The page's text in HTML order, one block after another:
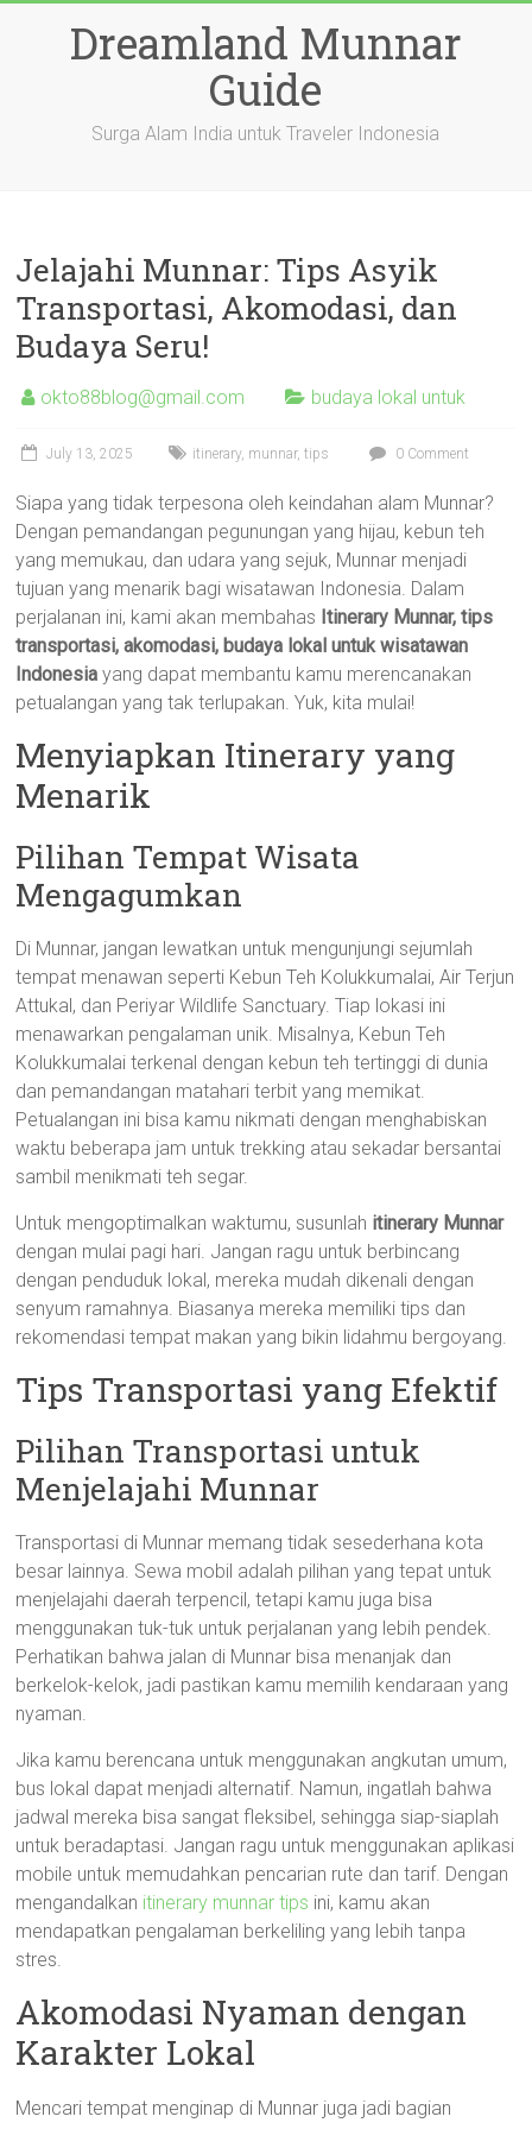
Dreamland Munnar
Guide
Surga Alam India untuk Traveler Indonesia
Jelajahi Munnar: Tips Asyik
Transportasi, Akomodasi, dan
Budaya Seru!
okto88blog@gmail.com budaya lokal untuk
July 13, 2025 itinerary, munnar,tips 0 Comment
Siapa yang tidak terpesona oleh keindahan alam Munnar?
Dengan pemandangan pegunungan yang hijau, kebun teh
yang memukau, dan udara yang sejuk, Munnar menjadi
tujuan yang menarik bagi wisatawan Indonesia. Dalam
perjalanan ini, kami akan membahas Itinerary Munnar, tips
transportasi, akomodasi, budaya lokal untuk wisatawan
Indonesia yang dapat membantu kamu merencanakan
petualangan yang tak terlupakan. Yuk, kita mulai!
Menyiapkan Itinerary yang
Menarik
Pilihan Tempat Wisata
Mengagumkan
Di Munnar, jangan lewatkan untuk mengunjungi sejumlah
tempat menawan seperti Kebun Teh Kolukkumalai, Air Terjun
Attukal, dan Periyar Wildlife Sanctuary. Tiap lokasi ini
menawarkan pengalaman unik. Misalnya, Kebun Teh
Kolukkumalai terkenal dengan kebun teh tertinggi di dunia
dan pemandangan matahari terbit yang memikat.
Petualangan ini bisa kamu nikmati dengan menghabiskan
waktu beberapa jam untuk trekking atau sekadar bersantai
sambil menikmati teh segar.
Untuk mengoptimalkan waktumu, susunlah itinerary Munnar
dengan mulai pagi hari. Jangan ragu untuk berbincang
dengan penduduk lokal, mereka mudah dikenali dengan
senyum ramahnya. Biasanya mereka memiliki tips dan
rekomendasi tempat makan yang bikin lidahmu bergoyang.
Tips Transportasi yang Efektif
Pilihan Transportasi untuk
Menjelajahi Munnar
Transportasi di Munnar memang tidak sesederhana kota
besar lainnya. Sewa mobil adalah pilihan yang tepat untuk
menjelajahi daerah terpencil, tetapi kamu juga bisa
menggunakan tuk-tuk untuk perjalanan yang lebih pendek.
Perhatikan bahwa jalan di Munnar bisa menanjak dan
berkelok-kelok, jadi pastikan kamu memilih kendaraan yang
nyaman.
Jika kamu berencana untuk menggunakan angkutan umum,
bus lokal dapat menjadi alternatif. Namun, ingatlah bahwa
jadwal mereka bisa sangat fleksibel, sehingga siap-siaplah
untuk beradaptasi. Jangan ragu untuk menggunakan aplikasi
mobile untuk memudahkan pencarian rute dan tarif. Dengan
mengandalkan itinerary munnar tips ini, kamu akan
mendapatkan pengalaman berkeliling yang lebih tanpa
stres.
Akomodasi Nyaman dengan
Karakter Lokal
Mencari tempat menginap di Munnar juga jadi bagian